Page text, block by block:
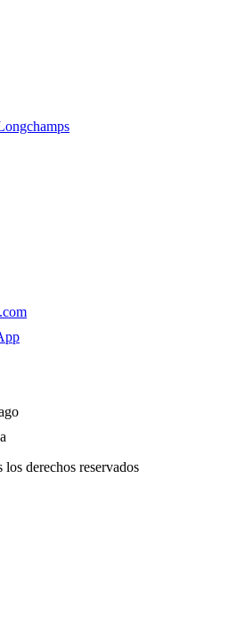
derechos reservados